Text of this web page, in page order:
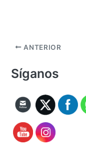
ANTERIOR
Síganos